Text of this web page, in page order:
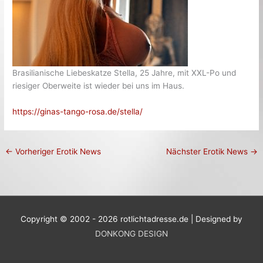
Brasilianische Liebeskatze Stella, 25 Jahre, mit XXL-Po und
riesiger Oberweite ist wieder bei uns im Haus.
https://ginas-tango-rosa.de/stella/
← Vorheriger Erotik News Nächster Erotik News →
Copyright © 2002 - 2026 rotlichtadresse.de | Designed by
DONKONG DESIGN